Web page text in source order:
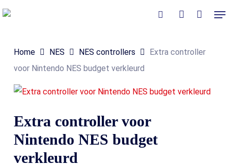
Skip
content
Home NES NES controllers
Extra controller
voor Nintendo NES budget verkleurd
Extra controller voor
Nintendo NES budget
verkleurd